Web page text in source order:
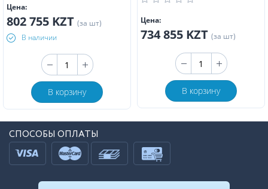
Цена:
802 755 KZT (за шт)
В наличии
В корзину
Цена:
734 855 KZT (за шт)
В корзину
СПОСОБЫ ОПЛАТЫ